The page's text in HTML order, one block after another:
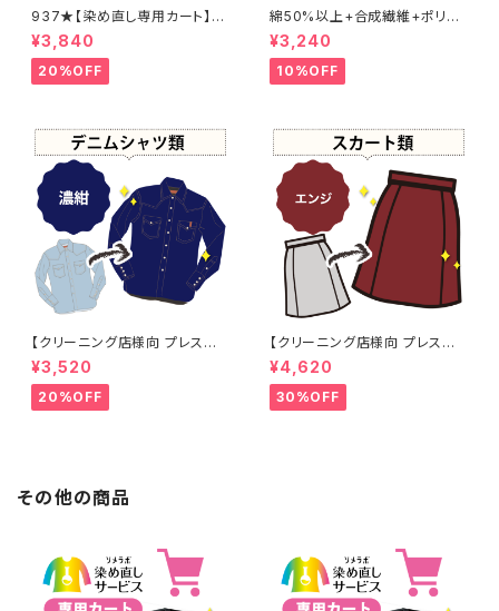
937★【染め直し専用カート】4
800円
¥3,840
20%OFF
綿50%以上+合成繊維+ポリウ
レタン 黒染め パンツ 【元色：
黒】 -染め直し[漆黒 - Black]4
01-0076
¥3,240
10%OFF
【クリーニング店様向 プレス加
工なし】綿100% 濃紺染め シャ
ツ 【元色：紺(Navy) - 色あせあ
り】 -染め直し[ネイビー - Nav
y]403-0116
¥3,520
20%OFF
【クリーニング店様向 プレス加
工なし】綿100% エンジ染め ス
カート 【元色：白 - 汚れあり】 -
染め直し[臙脂 - ワインレッド -
くすんだ深みのある赤]403-01
¥4,620
30%OFF
その他の商品